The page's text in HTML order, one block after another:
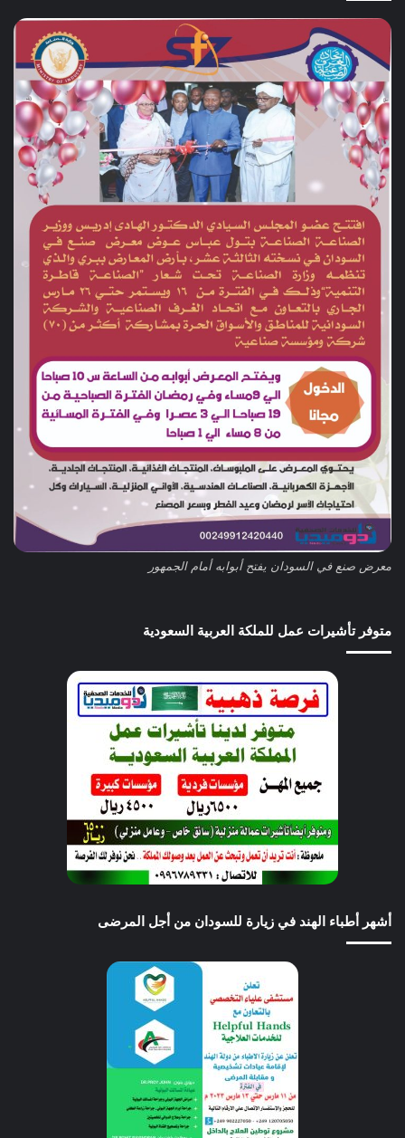
معرض صنع في السودان يفتح أبوابه أمام الجمهور
متوفر تأشيرات عمل للملكة العربية السعودية
أشهر أطباء الهند في زيارة للسودان من أجل المرضى